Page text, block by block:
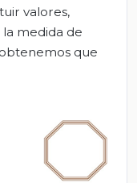
valores,
medida de
que